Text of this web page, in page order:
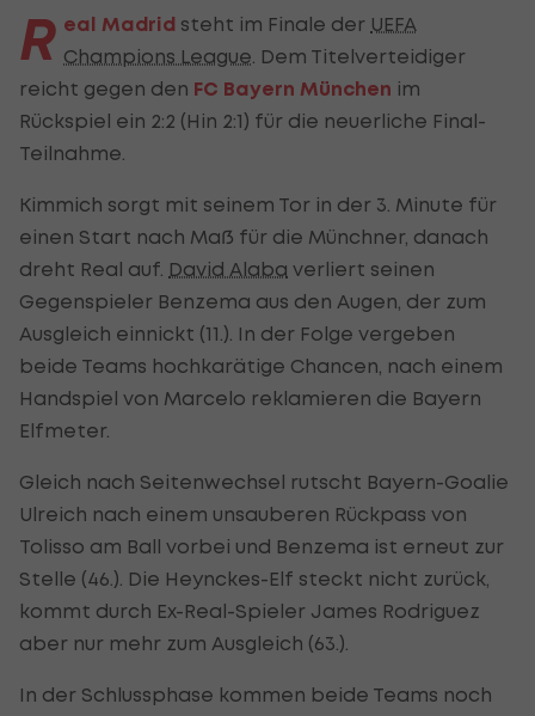
R eal Madrid steht im Finale der UEFA
Champions League . Dem Titelverteidiger
reicht gegen den FC Bayern München im
Rückspiel ein 2:2 (Hin 2:1) für die neuerliche Final-
Teilnahme.
Kimmich sorgt mit seinem Tor in der 3. Minute für
einen Start nach Maß für die Münchner, danach
dreht Real auf. David Alaba verliert seinen
Gegenspieler Benzema aus den Augen, der zum
Ausgleich einnickt (11.). In der Folge vergeben
beide Teams hochkarätige Chancen, nach einem
Handspiel von Marcelo reklamieren die Bayern
Elfmeter.
Gleich nach Seitenwechsel rutscht Bayern-Goalie
Ulreich nach einem unsauberen Rückpass von
Tolisso am Ball vorbei und Benzema ist erneut zur
Stelle (46.). Die Heynckes-Elf steckt nicht zurück,
kommt durch Ex-Real-Spieler James Rodriguez
aber nur mehr zum Ausgleich (63.).
In der Schlussphase kommen beide Teams noch